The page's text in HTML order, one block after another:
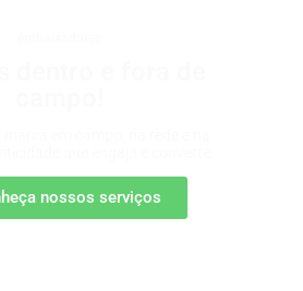
nossos serviços